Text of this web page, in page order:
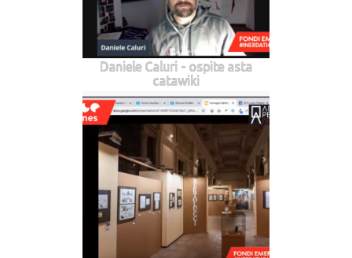
Daniele Caluri - ospite asta
catawiki